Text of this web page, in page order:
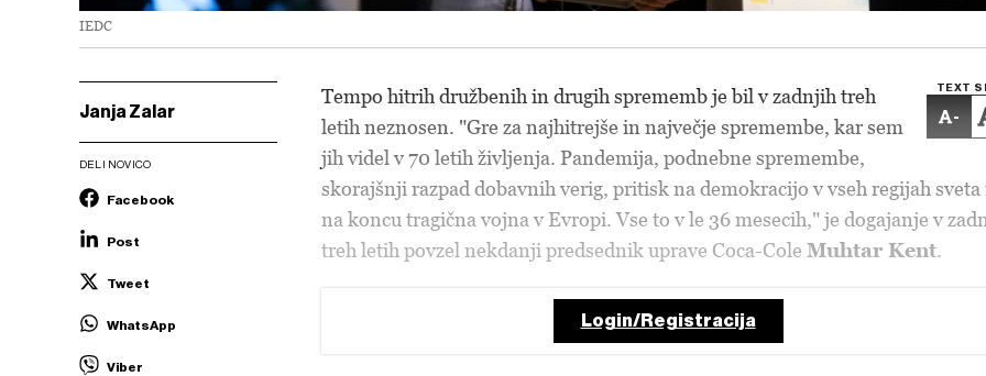
IEDC
Janja Zalar
DELI NOVICO
Facebook
Post
Tweet
WhatsApp
Viber
TEXT
-
Tempo hitrih družbenih in drugih sprememb je bil v zadnjih treh
letih neznosen. "Gre za najhitrejše in največje spremembe, kar sem
jih videl v 70 letih življenja. Pandemija, podnebne spremembe,
skorajšnji razpad dobavnih verig, pritisk na demokracijo v vseh regijah sveta
na koncu tragična vojna v Evropi. Vse to v le 36 mesecih," je dogajanje v
treh letih povzel nekdanji predsednik uprave Coca-Cole Muhtar Kent.
Login/Registracija